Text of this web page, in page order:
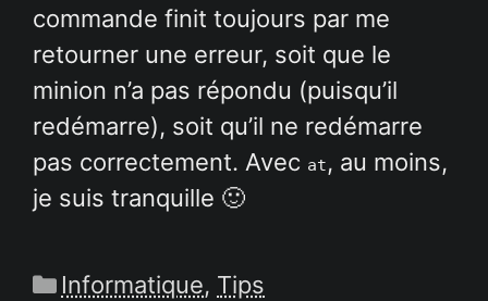
commande finit toujours par me
retourner une erreur, soit que le
minion n’a pas répondu (puisqu’il
redémarre), soit qu’il ne redémarre
pas correctement. Avec at, au moins,
je suis tranquille 🙂
Catégories
Informatique, Tips